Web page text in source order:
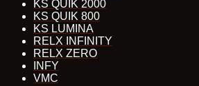
KS QUIK 2000
KS QUIK 800
KS LUMINA
RELX INFINITY
RELX ZERO
INFY
VMC